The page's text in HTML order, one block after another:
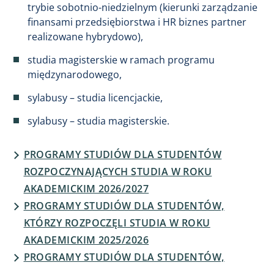
trybie sobotnio-niedzielnym (kierunki zarządzanie
finansami przedsiębiorstwa i HR biznes partner
realizowane hybrydowo),
studia magisterskie w ramach programu
międzynarodowego,
sylabusy – studia licencjackie,
sylabusy – studia magisterskie.
PROGRAMY STUDIÓW DLA STUDENTÓW
ROZPOCZYNAJĄCYCH STUDIA W ROKU
AKADEMICKIM 2026/2027
PROGRAMY STUDIÓW DLA STUDENTÓW,
KTÓRZY ROZPOCZĘLI STUDIA W ROKU
AKADEMICKIM 2025/2026
PROGRAMY STUDIÓW DLA STUDENTÓW,